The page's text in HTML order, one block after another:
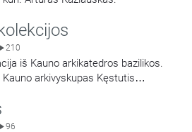
210
iš Kauno arkikatedros bazilikos.
arkivyskupas Kęstutis
96